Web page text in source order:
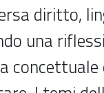
diritto,
una